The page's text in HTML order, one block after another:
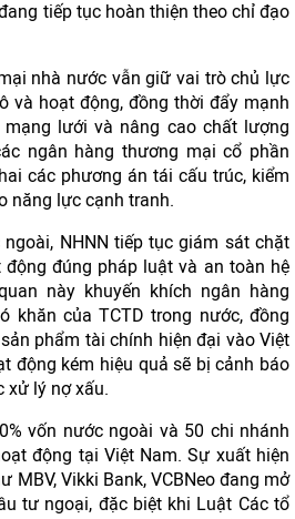
tiếp tục hoàn thiện theo chỉ đạo
nhà nước vẫn giữ vai trò chủ lực
và hoạt động, đồng thời đẩy mạnh
lưới và nâng cao chất lượng
ngân hàng thương mại cổ phần
các phương án tái cấu trúc, kiểm
năng lực cạnh tranh.
NHNN tiếp tục giám sát chặt
đúng pháp luật và an toàn hệ
này khuyến khích ngân hàng
khăn của TCTD trong nước, đồng
phẩm tài chính hiện đại vào Việt
động kém hiệu quả sẽ bị cảnh báo
xử lý nợ xấu.
vốn nước ngoài và 50 chi nhánh
động tại Việt Nam. Sự xuất hiện
MBV, Vikki Bank, VCBNeo đang mở
tư ngoại, đặc biệt khi Luật Các tổ